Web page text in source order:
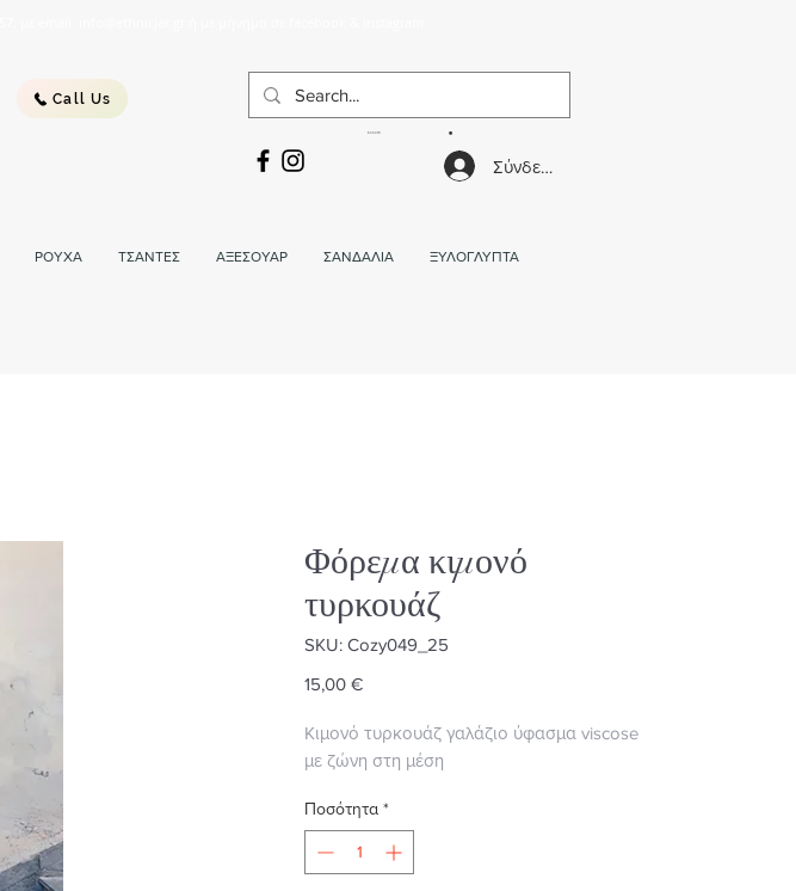
Call Us
Σύνδεση
ΡΟΥΧΑ ΤΣΑΝΤΕΣ ΑΞΕΣΟΥΑΡ ΣΑΝΔΑΛΙΑ ΞΥΛΟΓΛΥΠΤΑ
Φόρεμα κιμονό
τυρκουάζ
SKU: Cozy049_25
15,00 €Τιμή
Κιμονό τυρκουάζ γαλάζιο ύφασμα viscose
με ζώνη στη μέση
Ποσότητα *